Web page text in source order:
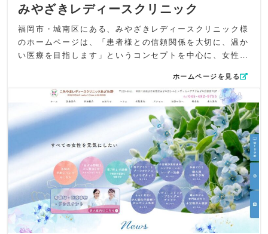
UI/UXでは、初めての方でも迷わず目的の情報にたどり着
けるよう、診療内容・アクセス・予約導線をシンプルに配
置。余白を活かした静かな画面設計で、閲覧時のストレス
を軽減し、ゆったりと情報を読み進められるよう配慮して
SEO対策としては、「木更津市」「産科」「婦人科」「女
性医師」「妊婦健診」などの地域名×診療科キーワードを
meta情報やサイト本文に適切に配置。安心・安全の医療提
供というクリニックの方針を明確に打ち出しつつ、検索ユ
ーザーが必要な情報にスムーズにアクセスできる構造を整
えました。
全体を通して、清見台レディースクリニック様が掲げる“女
性の一生と未来を支える医療”が優しく丁寧に伝わる、あた
たかさと専門性を兼ね備えたホームページに仕上がってい
ます。
みやざきレディースクリニック
福岡市・城南区にある、みやざきレディースクリニック様
のホームページは、「患者様との信頼関係を大切に、温か
い医療を目指します」というコンセプトを中心に、女性が
女性のライフステージごとに異なるお悩み（月経痛・月経
不順・更年期障害・不妊治療・子宮脱など）に寄り添う姿
勢を丁寧に表現。初めて婦人科を受診する方でも緊張せず
に相談できるよう、「優しさ」「清潔感」「信頼感」を軸
に構成しました。地域に根ざした温かな医療の姿勢が自然
に伝わるトーンを意識しています。
デザイン面では、淡いピンクとブルーを基調にした柔らか
い配色で、女性らしいやさしさと清潔感を演出。ホワイト
を基調とした明るい院内の写真を多用し、実際に訪れた際
の安心を感じられるようにしています。トップページには
「守る」ことをテーマにしたイラストを大きく配置し、患
ホームページを見る